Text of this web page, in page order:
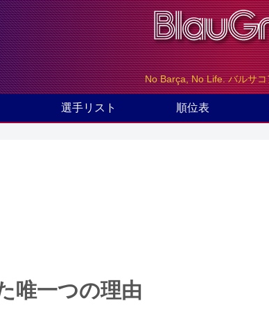
No Barça, No Life. バルサ
選手リスト 順位表
唯一つの理由